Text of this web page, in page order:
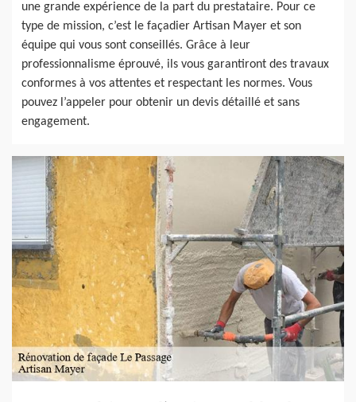
une grande expérience de la part du prestataire. Pour ce
type de mission, c’est le façadier Artisan Mayer et son
équipe qui vous sont conseillés. Grâce à leur
professionnalisme éprouvé, ils vous garantiront des travaux
conformes à vos attentes et respectant les normes. Vous
pouvez l’appeler pour obtenir un devis détaillé et sans
engagement.